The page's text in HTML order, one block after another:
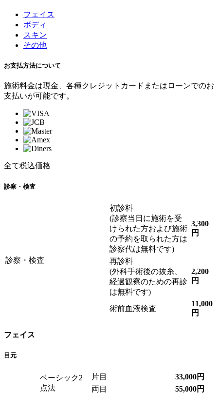
フェイス
ボディ
スキン
その他
お支払方法について
施術料金は現金、各種クレジットカードまたはローンでのお
支払いが可能です。
全て税込価格
診察・検査
診察・検査
初診料
(診察当日に施術を受
けられた方および施術
の予約を取られた方は
診察代は無料です)
3,300
円
再診料
(外科手術後の抜糸、
経過観察のための再診
は無料です)
2,200
円
術前血液検査
11,000
円
フェイス
目元
ベーシック2
点法
片目
33,000円
両目
55,000円